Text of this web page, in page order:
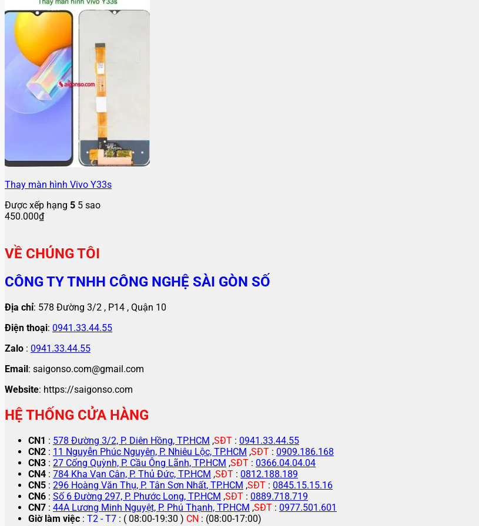
Thay màn hình Vivo Y33s
Được xếp hạng 5 5 sao
450.000₫
VỀ CHÚNG TÔI
CÔNG TY TNHH CÔNG NGHỆ SÀI GÒN SỐ
Địa chỉ: 578 Đường 3/2 , P14 , Quận 10
Điện thoại: 0941.33.44.55
Zalo : 0941.33.44.55
Email: saigonso.com@gmail.com
Website: https://saigonso.com
HỆ THỐNG CỬA HÀNG
CN1 : 578 Đường 3/2, P. Diên Hồng, TP.HCM ,SĐT : 0941.33.44.55
CN2 : 11 Nguyễn Phúc Nguyên, P. Nhiêu Lộc, TP.HCM ,SĐT : 0909.186.168
CN3 : 27 Cống Quỳnh, P. Cầu Ông Lãnh, TP.HCM ,SĐT : 0366.04.04.04
CN4 : 784 Kha Vạn Cân, P. Thủ Đức, TP.HCM ,SĐT : 0812.188.189
CN5 : 296 Hoàng Văn Thụ, P. Tân Sơn Nhất, TP.HCM ,SĐT : 0845.15.15.16
CN6 : Số 6 Đường 297, P. Phước Long, TP.HCM ,SĐT : 0889.718.719
CN7 : 44A Lương Minh Nguyệt, P. Phú Thạnh, TP.HCM ,SĐT : 0977.501.601
Giờ làm việc : T2 - T7 : ( 08:00-19:30 ) CN : (08:00-17:00)